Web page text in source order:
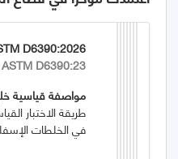
D6390:2026
ASTM D6390:23
مواصفة قياسية
طريقة الاختبار
في الخلطات